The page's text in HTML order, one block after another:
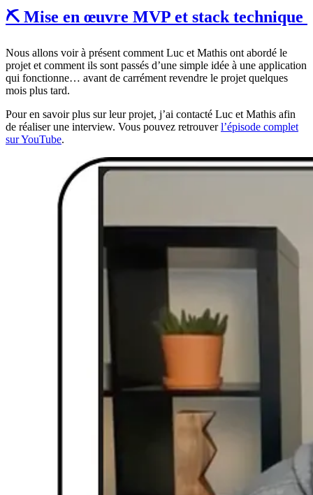
⛏️ Mise en œuvre MVP et stack technique
Nous allons voir à présent comment Luc et Mathis ont abordé le
projet et comment ils sont passés d’une simple idée à une application
qui fonctionne… avant de carrément revendre le projet quelques
mois plus tard.
Pour en savoir plus sur leur projet, j’ai contacté Luc et Mathis afin
de réaliser une interview. Vous pouvez retrouverl’épisode complet
sur YouTube.